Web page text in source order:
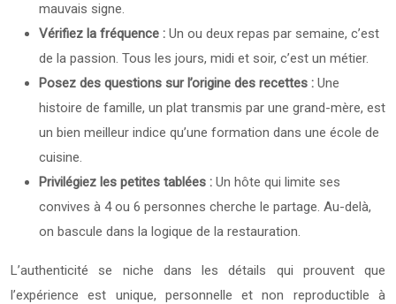
mauvais signe.
Vérifiez la fréquence : Un ou deux repas par semaine, c’est
de la passion. Tous les jours, midi et soir, c’est un métier.
Posez des questions sur l’origine des recettes : Une
histoire de famille, un plat transmis par une grand-mère, est
un bien meilleur indice qu’une formation dans une école de
cuisine.
Privilégiez les petites tablées : Un hôte qui limite ses
convives à 4 ou 6 personnes cherche le partage. Au-delà,
on bascule dans la logique de la restauration.
L’authenticité se niche dans les détails qui prouvent que
l’expérience est unique, personnelle et non reproductible à